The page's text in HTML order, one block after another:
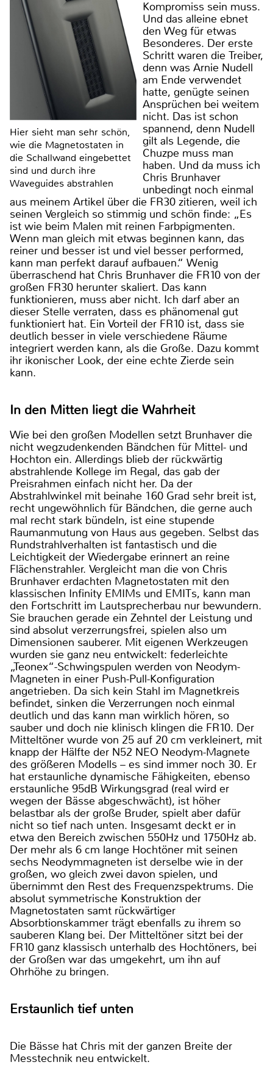
Hier sieht man sehr schön,
wie die Magnetostaten in
die Schallwand eingebettet
sind und durch ihre
Waveguides abstrahlen
Kompromiss sein muss.
Und das alleine ebnet
den Weg für etwas
Besonderes. Der erste
Schritt waren die Treiber,
denn was Arnie Nudell
am Ende verwendet
hatte, genügte seinen
Ansprüchen bei weitem
nicht. Das ist schon
spannend, denn Nudell
gilt als Legende, die
Chuzpe muss man
haben. Und da muss ich
Chris Brunhaver
unbedingt noch einmal
aus meinem Artikel über die FR30 zitieren, weil ich
seinen Vergleich so stimmig und schön finde: „Es
ist wie beim Malen mit reinen Farbpigmenten.
Wenn man gleich mit etwas beginnen kann, das
reiner und besser ist und viel besser performed,
kann man perfekt darauf aufbauen.“ Wenig
überraschend hat Chris Brunhaver die FR10 von der
großen FR30 herunter skaliert. Das kann
funktionieren, muss aber nicht. Ich darf aber an
dieser Stelle verraten, dass es phänomenal gut
funktioniert hat. Ein Vorteil der FR10 ist, dass sie
deutlich besser in viele verschiedene Räume
integriert werden kann, als die Große. Dazu kommt
ihr ikonischer Look, der eine echte Zierde sein
kann.
In den Mitten liegt die Wahrheit
Wie bei den großen Modellen setzt Brunhaver die
nicht wegzudenkenden Bändchen für Mittel- und
Hochton ein. Allerdings blieb der rückwärtig
abstrahlende Kollege im Regal, das gab der
Preisrahmen einfach nicht her. Da der
Abstrahlwinkel mit beinahe 160 Grad sehr breit ist,
recht ungewöhnlich für Bändchen, die gerne auch
mal recht stark bündeln, ist eine stupende
Raumanmutung von Haus aus gegeben. Selbst das
Rundstrahlverhalten ist fantastisch und die
Leichtigkeit der Wiedergabe erinnert an reine
Flächenstrahler. Vergleicht man die von Chris
Brunhaver erdachten Magnetostaten mit den
klassischen Infinity EMIMs und EMITs, kann man
den Fortschritt im Lautsprecherbau nur bewundern.
Sie brauchen gerade ein Zehntel der Leistung und
sind absolut verzerrungsfrei, spielen also um
Dimensionen sauberer. Mit eigenen Werkzeugen
wurden sie ganz neu entwickelt: federleichte
„Teonex“-Schwingspulen werden von Neodym-
Magneten in einer Push-Pull-Konfiguration
angetrieben. Da sich kein Stahl im Magnetkreis
befindet, sinken die Verzerrungen noch einmal
deutlich und das kann man wirklich hören, so
sauber und doch nie klinisch klingen die FR10. Der
Mitteltöner wurde von 25 auf 20 cm verkleinert, mit
knapp der Hälfte der N52 NEO Neodym-Magnete
des größeren Modells – es sind immer noch 30. Er
hat erstaunliche dynamische Fähigkeiten, ebenso
erstaunliche 95dB Wirkungsgrad (real wird er
wegen der Bässe abgeschwächt), ist höher
belastbar als der große Bruder, spielt aber dafür
nicht so tief nach unten. Insgesamt deckt er in
etwa den Bereich zwischen 550Hz und 1750Hz ab.
Der mehr als 6 cm lange Hochtöner mit seinen
sechs Neodymmagneten ist derselbe wie in der
großen, wo gleich zwei davon spielen, und
übernimmt den Rest des Frequenzspektrums. Die
absolut symmetrische Konstruktion der
Magnetostaten samt rückwärtiger
Absorbtionskammer trägt ebenfalls zu ihrem so
sauberen Klang bei. Der Mitteltöner sitzt bei der
FR10 ganz klassisch unterhalb des Hochtöners, bei
der Großen war das umgekehrt, um ihn auf
Ohrhöhe zu bringen.
Erstaunlich tief unten
Die Bässe hat Chris mit der ganzen Breite der
Messtechnik neu entwickelt.